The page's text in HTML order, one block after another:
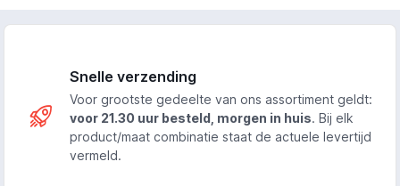
Snelle verzending
Voor grootste gedeelte van ons assortiment geldt:
voor 21.30 uur besteld, morgen in huis. Bij elk
product/maat combinatie staat de actuele levertijd
vermeld.